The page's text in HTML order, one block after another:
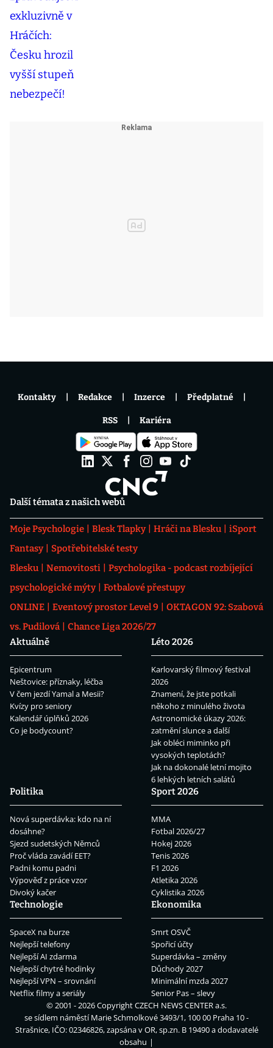
Další témata z našich webů
Moje Psychologie Blesk Tlapky Hráči na Blesku
iSport
Fantasy
Spotřebitelské testy
Blesku
Nemovitosti
Psychologika - podcast rozbíjející
psychologické mýty
Fotbalové přestupy
ONLINE
Eventový prostor Level 9
OKTAGON 92: Szabová
vs. Pudilová
Chance Liga 2026/27
Aktuálně
Epicentrum
Neštovice: příznaky, léčba
V čem jezdí Yamal a Mesii?
Kvízy pro seniory
Kalendář úplňků 2026
Co je bodycount?
Léto 2026
Karlovarský filmový festival
2026
Znamení, že jste potkali
někoho z minulého života
Astronomické úkazy 2026:
zatmění slunce a další
Jak obléci miminko při
vysokých teplotách?
Jak na dokonalé letní mojito
6 lehkých letních salátů
Politika
Nová superdávka: kdo na ní
dosáhne?
Sjezd sudetských Němců
Proč vláda zavádí EET?
Padni komu padni
Výpověď z práce vzor
Divoký kačer
Sport 2026
MMA
Fotbal 2026/27
Hokej 2026
Tenis 2026
F1 2026
Atletika 2026
Cyklistika 2026
Technologie
SpaceX na burze
Nejlepší telefony
Nejlepší AI zdarma
Nejlepší chytré hodinky
Nejlepší VPN – srovnání
Netflix filmy a seriály
Ekonomika
Smrt OSVČ
Spořicí účty
Superdávka – změny
Důchody 2027
Minimální mzda 2027
Senior Pas – slevy
Kontakty Redakce Inzerce Předplatné
RSS Kariéra
© 2001 - 2026 CopyrightCZECH NEWS CENTER a.s.
se sídlem náměstí Marie Schmolkové 3493/1, 100 00 Praha 10 -
Strašnice, IČO: 02346826, zapsána v OR, sp.zn. B 19490 a dodavatelé
obsahu